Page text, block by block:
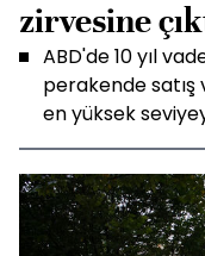
zirvesine
ABD'de 10 yıl
perakende satış
en yüksek